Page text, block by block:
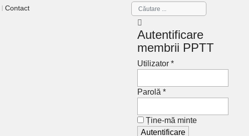
Contact
Autentificare
membrii PPTT
Utilizator *
Parolă *
Ține-mă minte